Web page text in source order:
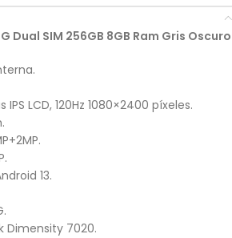
Dual SIM 256GB 8GB Ram Gris Oscuro
LCD, 120Hz 1080×2400 píxeles.
13.
Dimensity 7020.